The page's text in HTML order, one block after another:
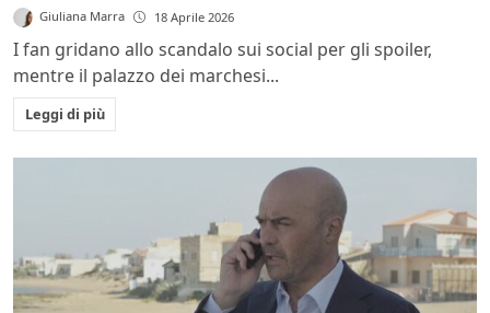
Giuliana Marra 18 Aprile 2026
I fan gridano allo scandalo sui social per gli spoiler,
mentre il palazzo dei marchesi...
Leggi di più